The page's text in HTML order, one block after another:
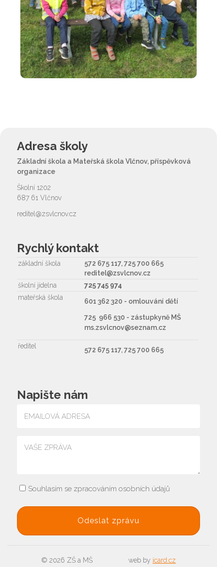
Adresa školy
Základní škola a Mateřská škola Vlčnov, příspěvková
organizace
Školní 1202
687 61 Vlčnov
reditel@zsvlcnov.cz
Rychlý kontakt
základní škola
572 675 117, 725 700 665
reditel@zsvlcnov.cz
školní jídelna
725 745 974
mateřská škola
601 362 320 - omlouvání dětí
725 966 530 - zástupkyně MŠ
ms.zsvlcnov@seznam.cz
ředitel 572 675 117, 725 700 665
Napište nám
Souhlasím se zpracováním osobních údajů
© 2026 ZŠ a MŠ
web by icard.cz